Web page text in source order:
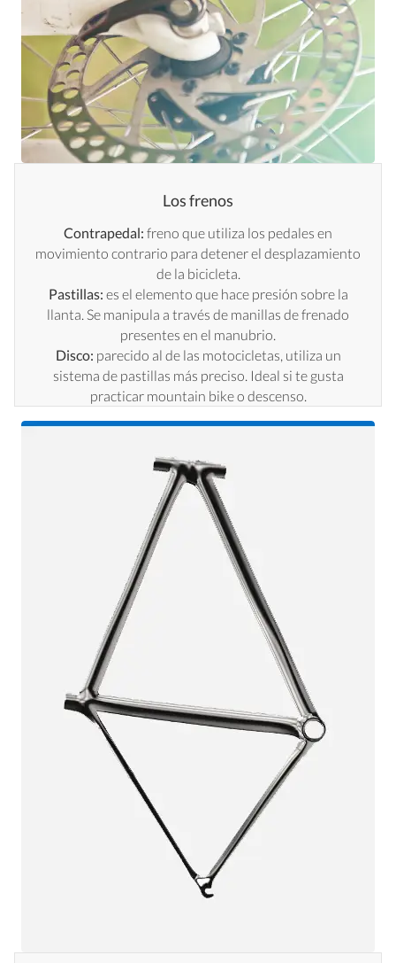
Los frenos
Contrapedal: freno que utiliza los pedales en
movimiento contrario para detener el desplazamiento
de la bicicleta.
Pastillas: es el elemento que hace presión sobre la
llanta. Se manipula a través de manillas de frenado
presentes en el manubrio.
Disco: parecido al de las motocicletas, utiliza un
sistema de pastillas más preciso. Ideal si te gusta
practicar mountain bike o descenso.